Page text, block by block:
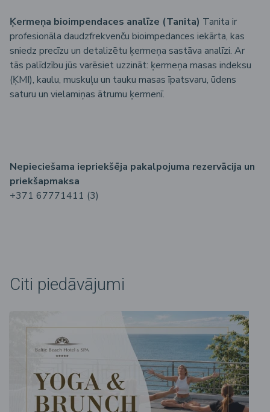
Ķermeņa bioimpendaces analīze (Tanita) Tanita ir
profesionāla daudzfrekvenču bioimpedances iekārta, kas
sniedz precīzu un detalizētu ķermeņa sastāva analīzi. Ar
tās palīdzību jūs varēsiet uzzināt: ķermeņa masas indeksu
(ĶMI), kaulu, muskuļu un tauku masas īpatsvaru, ūdens
saturu un vielamiņas ātrumu ķermenī.
Nepieciešama iepriekšēja pakalpojuma rezervācija un
priekšapmaksa
+371 67771411 (3)
Citi piedāvājumi